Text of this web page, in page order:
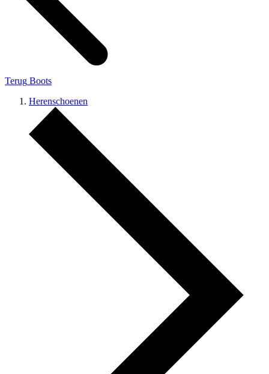
Terug Boots
Herenschoenen